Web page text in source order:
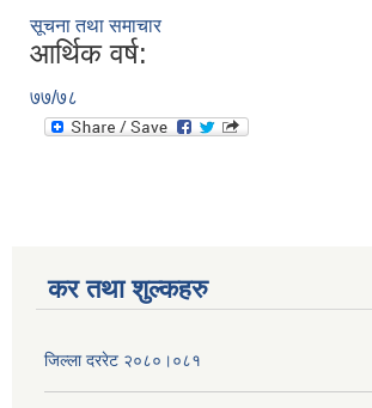
सूचना तथा समाचार
आर्थिक वर्ष:
७७/७८
कर तथा शुल्कहरु
जिल्ला दररेट २०८०।०८१